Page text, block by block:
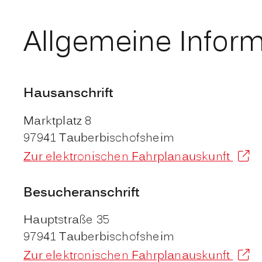
Allgemeine
Hausanschrift
Marktplatz 8
97941 Tauberbischofsheim
Zur elektronischen Fahrplanauskunft
Besucheranschrift
Hauptstraße 35
97941 Tauberbischofsheim
Zur elektronischen Fahrplanauskunft